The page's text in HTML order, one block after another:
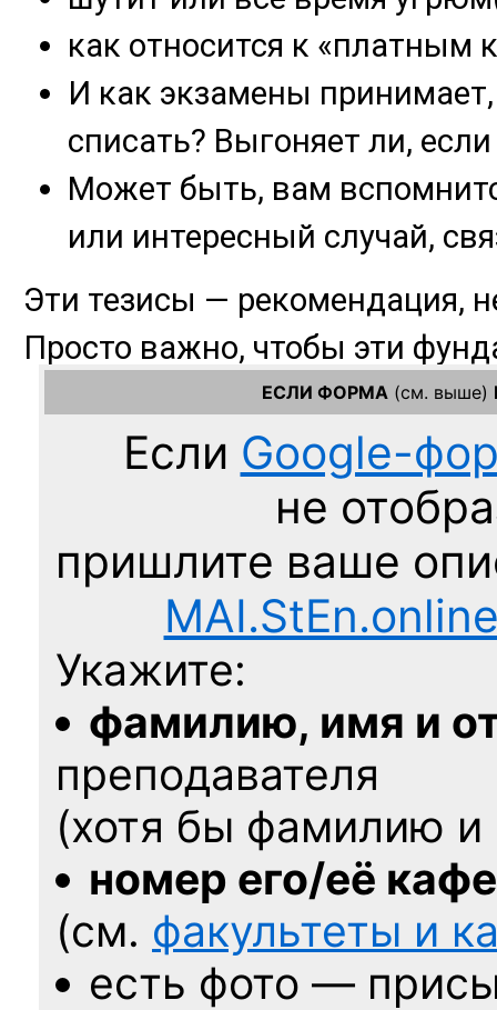
ЕСЛИ ФОРМА (см. выше)
Если Google-
не
пришлите ваше
Укажите:
фамилию, имя и
преподавателя
(хотя бы фамилию
номер его/её
(см. факультеты и
есть фото —